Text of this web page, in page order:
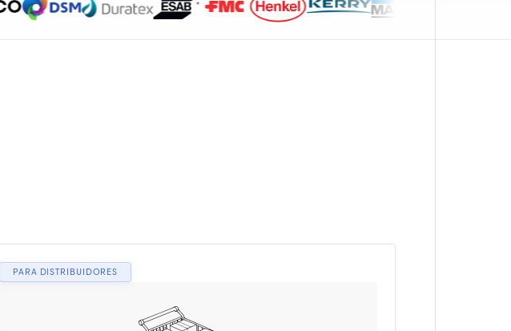
PARA DISTRIBUIDORES